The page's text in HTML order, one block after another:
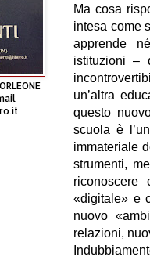
Ma cosa
intesa come
apprende
istituzioni –
un’altra
questo
scuola è
immateriale
strumenti,
«digitale» e
nuovo
relazioni,